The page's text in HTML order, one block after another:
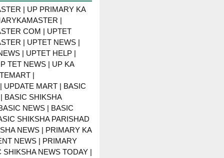
| UP PRIMARY KA
|
COM | UPTET
| UPTET NEWS |
| UPTET HELP |
TET NEWS | UP KA
|
UPDATE MART | BASIC
BASIC SHIKSHA
NEWS | BASIC
SHIKSHA PARISHAD
NEWS | PRIMARY KA
NEWS | PRIMARY
NEWS TODAY |